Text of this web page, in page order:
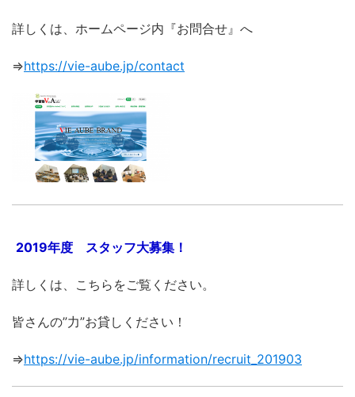
詳しくは、ホームページ内『お問合せ』へ
⇒https://vie-aube.jp/contact
2019年度 スタッフ大募集！
詳しくは、こちらをご覧ください。
皆さんの”力”お貸しください！
⇒https://vie-aube.jp/information/recruit_201903